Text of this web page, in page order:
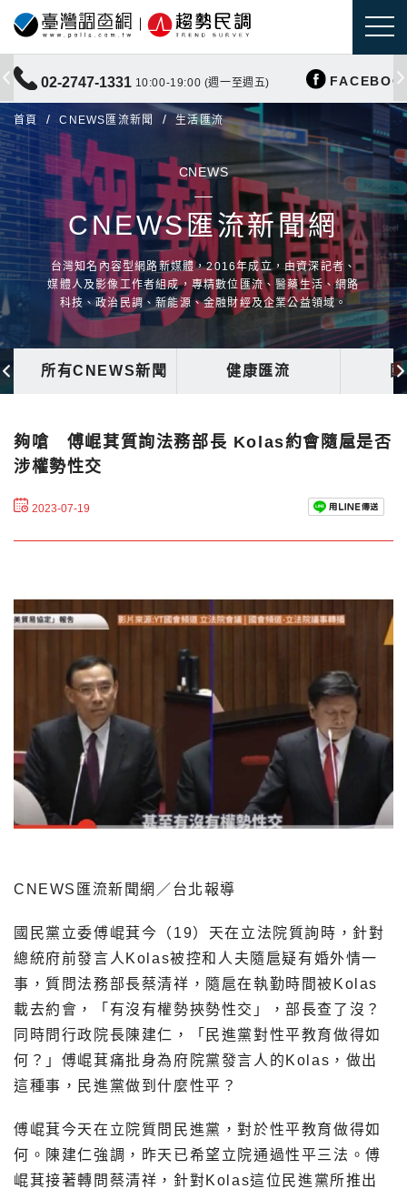
02-2747-1331 10:00-19:00 (週一至週五)
首頁 CNEWS匯流新聞 生活匯流
CNEWS
CNEWS匯流新聞網
台灣知名內容型網路新媒體，2016年成立，由資深記者、
媒體人及影像工作者組成，專精數位匯流、醫藥生活、網路
科技、政治民調、新能源、金融財經及企業公益領域。
所有CNEWS新聞 健康匯流
夠嗆 傅崐萁質詢法務部長 Kolas約會隨扈是否
涉權勢性交
2023-07-19
CNEWS匯流新聞網／台北報導
國民黨立委傅崐萁今（19）天在立法院質詢時，針對
總統府前發言人Kolas被控和人夫隨扈疑有婚外情一
事，質問法務部長蔡清祥，隨扈在執勤時間被Kolas
載去約會，「有沒有權勢挾勢性交」，部長查了沒？
同時問行政院長陳建仁，「民進黨對性平教育做得如
何？」傅崐萁痛批身為府院黨發言人的Kolas，做出
這種事，民進黨做到什麼性平？
傅崐萁今天在立院質問民進黨，對於性平教育做得如
何。陳建仁強調，昨天已希望立院通過性平三法。傅
崐萁接著轉問蔡清祥，針對Kolas這位民進黨所推出